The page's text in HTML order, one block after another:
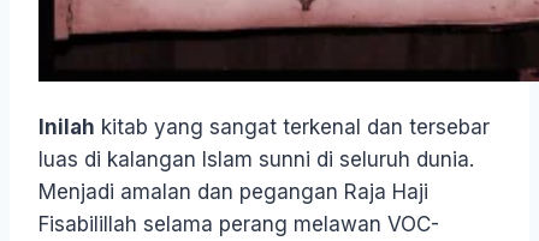
Inilah kitab yang sangat terkenal dan tersebar
luas di kalangan Islam sunni di seluruh dunia.
Menjadi amalan dan pegangan Raja Haji
Fisabilillah selama perang melawan VOC-